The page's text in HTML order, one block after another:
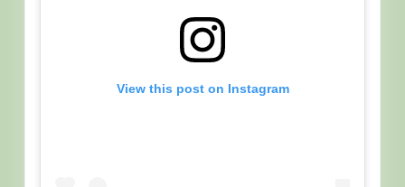
Lewat
Buku
View this post on Instagram